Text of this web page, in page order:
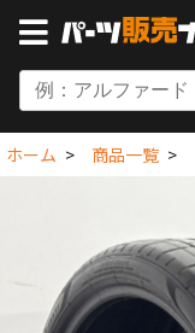
ホーム 商品一覧